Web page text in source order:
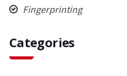
Fingerprinting
Categories